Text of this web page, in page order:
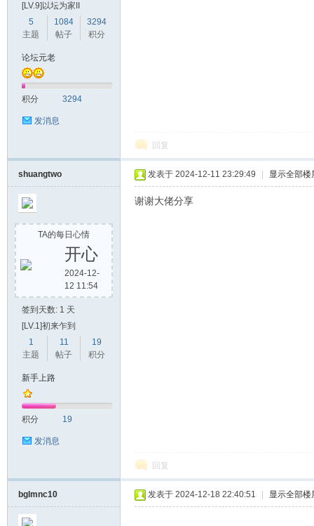
[LV.9]以坛为家II
5
主题
1084
帖子
3294
积分
论坛元老
积分 3294
发消息
回复
shuangtwo
TA的每日心情
开心
2024-12-
12 11:54
签到天数: 1 天
[LV.1]初来乍到
1
主题
11
帖子
19
积分
新手上路
积分 19
发消息
发表于 2024-12-11 23:29:49 显示全部楼
谢谢大佬分享
回复
bglmnc10 发表于 2024-12-18 22:40:51 显示全部楼